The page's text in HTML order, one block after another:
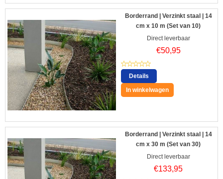
Borderrand | Verzinkt staal | 14
cm x 10 m (Set van 10)
Direct leverbaar
€50,95
Details
In winkelwagen
Borderrand | Verzinkt staal | 14
cm x 30 m (Set van 30)
Direct leverbaar
€133,95